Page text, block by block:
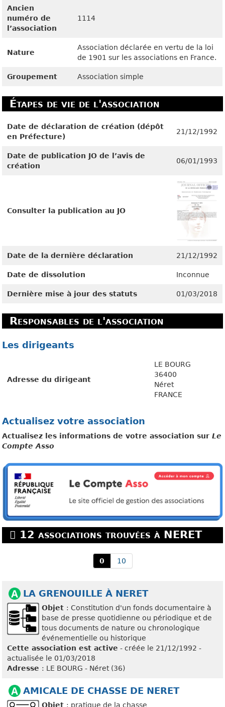
Ancien
numéro de
l’association
1114
Nature
Association déclarée en vertu de la loi
de 1901 sur les associations en France.
Groupement Association simple
Étapes de vie de l'association
Date de déclaration de création (dépôt
en Préfecture)
21/12/1992
Date de publication JO de l’avis de
création
06/01/1993
Consulter la publication au JO
Date de la dernière déclaration 21/12/1992
Date de dissolution Inconnue
Dernière mise à jour des statuts 01/03/2018
Responsables de l'association
Les dirigeants
Adresse du dirigeant
LE BOURG
36400
Néret
FRANCE
Actualisez votre association
Actualisez les informations de votre association surLe
Compte Asso
12 associations trouvées à NERET
0 10
LA GRENOUILLE À NERET
Objet : Constitution d'un fonds documentaire à
base de presse quotidienne ou périodique et de
tous documents de nature ou chronologique
événementielle ou historique
Cette association est active - créée le 21/12/1992 -
actualisée le 01/03/2018
Adresse : LE BOURG - Néret (36)
AMICALE DE CHASSE DE NERET
Objet : pratique de la chasse